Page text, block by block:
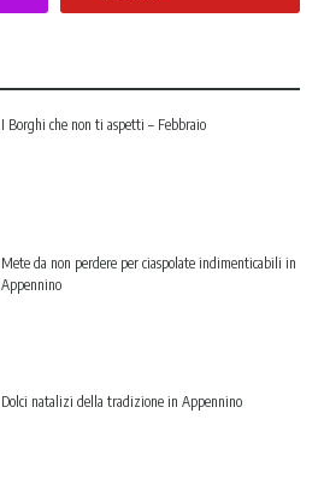
I Borghi che non ti aspetti – Febbraio
Mete da non perdere per ciaspolate indimenticabili in
Appennino
Dolci natalizi della tradizione in Appennino